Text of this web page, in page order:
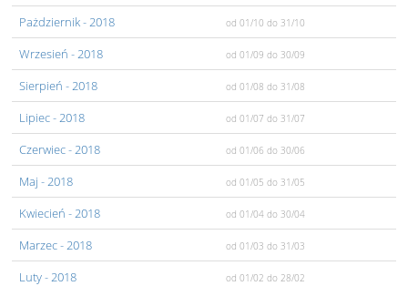
Pażdziernik- 2018 od 01/10 do 31/10
Wrzesień - 2018 od 01/09 do 30/09
Sierpień - 2018 od 01/08 do 31/08
Lipiec- 2018 od 01/07 do 31/07
Czerwiec- 2018 od 01/06 do 30/06
Maj - 2018 od 01/05 do 31/05
Kwiecień - 2018 od 01/04 do 30/04
Marzec- 2018 od 01/03 do 31/03
Luty- 2018 od 01/02 do 28/02